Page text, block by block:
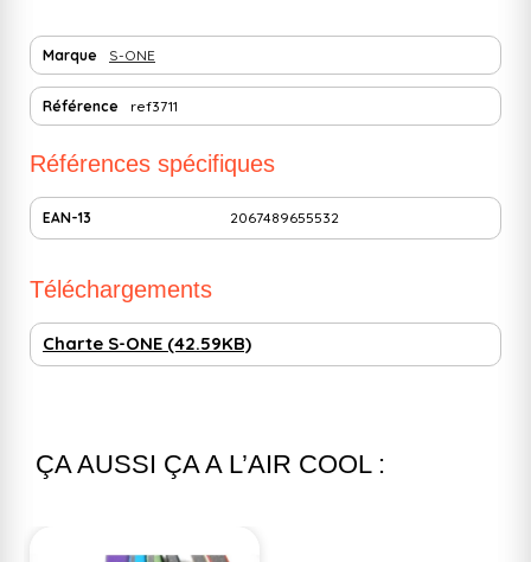
Marque S-ONE
Référence ref3711
Références spécifiques
EAN-13 2067489655532
Téléchargements
Charte S-ONE (42.59KB)
ÇA AUSSI ÇA A L’AIR COOL :